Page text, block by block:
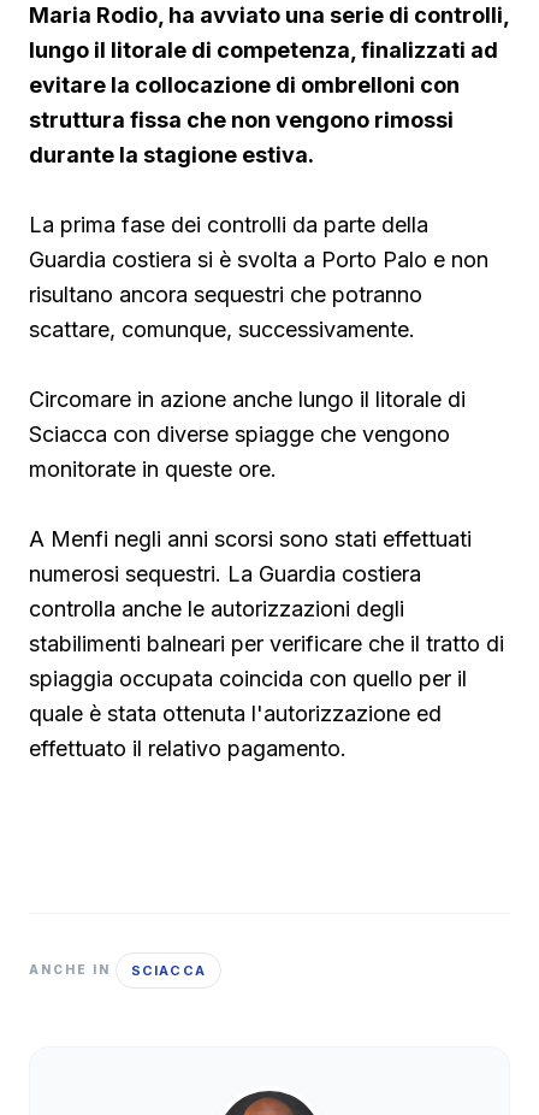
Maria Rodio, ha avviato una serie di controlli,
lungo il litorale di competenza, finalizzati ad
evitare la collocazione di ombrelloni con
struttura fissa che non vengono rimossi
durante la stagione estiva.
La prima fase dei controlli da parte della
Guardia costiera si è svolta a Porto Palo e non
risultano ancora sequestri che potranno
scattare, comunque, successivamente.
Circomare in azione anche lungo il litorale di
Sciacca con diverse spiagge che vengono
monitorate in queste ore.
A Menfi negli anni scorsi sono stati effettuati
numerosi sequestri. La Guardia costiera
controlla anche le autorizzazioni degli
stabilimenti balneari per verificare che il tratto di
spiaggia occupata coincida con quello per il
quale è stata ottenuta l'autorizzazione ed
effettuato il relativo pagamento.
ANCHE IN SCIACCA